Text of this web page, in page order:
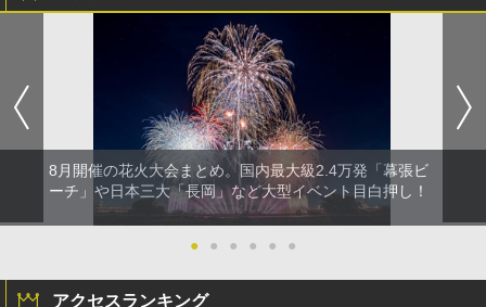
8月開催の花火大会まとめ。国内最大級2.4万発「幕張ビ
ーチ」や日本三大「長岡」など大型イベント目白押し！
● ● ● ● ● ●
アクセスランキング